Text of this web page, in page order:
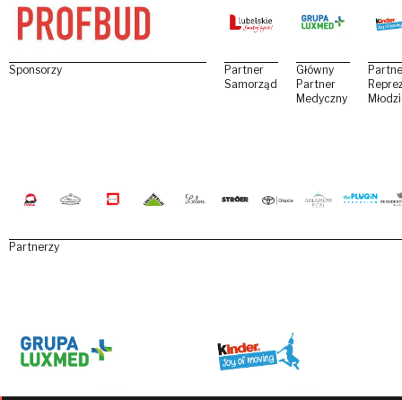
Sponsorzy
Partner
Samorządowy
Główny
Partner
Medyczny
Partnerzy